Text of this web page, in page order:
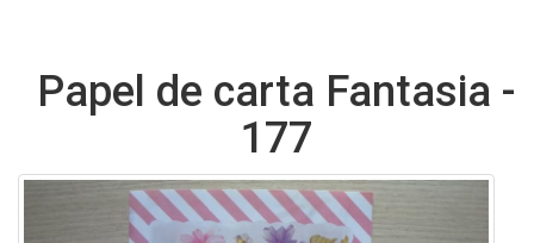
Papel de carta Fantasia -
177